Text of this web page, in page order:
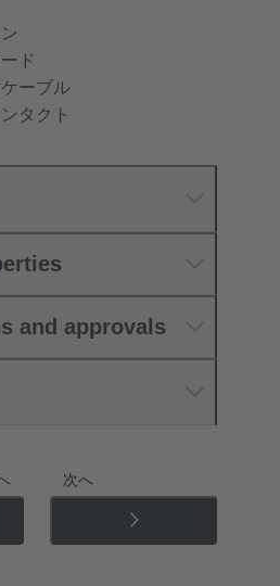
ド
ーブル
タクト
and approvals
次へ